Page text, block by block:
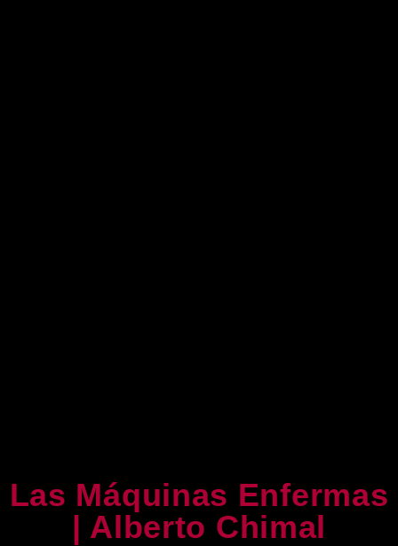
Las Máquinas Enfermas
| Alberto Chimal